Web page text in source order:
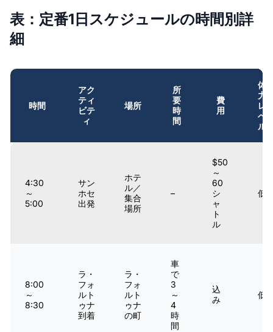
表：定番1日スケジュールの時間別詳
細
時間
アク
ティ
ビテ
ィ
場所
所
要
時
間
費
用
体
力
レ
ベ
ル
4:30
～
5:00
サン
ホセ
出発
ホテ
ル／
集合
場所
–
$50
～
60
シ
ャ
ト
ル
低
8:00
～
8:30
ラ・
フォ
ルト
ゥナ
到着
ラ・
フォ
ルト
ゥナ
の町
車
で
3
～
4
時
間
込
み
低